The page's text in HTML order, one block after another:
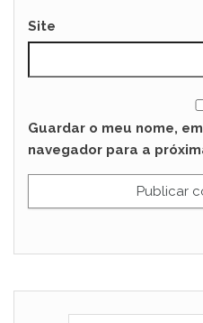
Site
Guardar o meu nome,
navegador para a